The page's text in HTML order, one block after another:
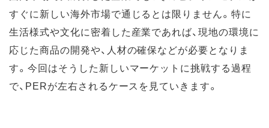
すぐに新しい海外市場で通じるとは限りません。特に
生活様式や文化に密着した産業であれば、現地の環境に
応じた商品の開発や、人材の確保などが必要となりま
す。今回はそうした新しいマーケットに挑戦する過程
で、PERが左右されるケースを見ていきます。